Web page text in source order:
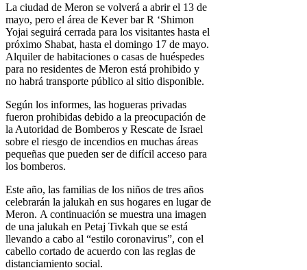
La ciudad de Meron se volverá a abrir el 13 de
mayo, pero el área de Kever bar R ‘Shimon
Yojai seguirá cerrada para los visitantes hasta el
próximo Shabat, hasta el domingo 17 de mayo.
Alquiler de habitaciones o casas de huéspedes
para no residentes de Meron está prohibido y
no habrá transporte público al sitio disponible.
Según los informes, las hogueras privadas
fueron prohibidas debido a la preocupación de
la Autoridad de Bomberos y Rescate de Israel
sobre el riesgo de incendios en muchas áreas
pequeñas que pueden ser de difícil acceso para
los bomberos.
Este año, las familias de los niños de tres años
celebrarán la jalukah en sus hogares en lugar de
Meron. A continuación se muestra una imagen
de una jalukah en Petaj Tivkah que se está
llevando a cabo al “estilo coronavirus”, con el
cabello cortado de acuerdo con las reglas de
distanciamiento social.